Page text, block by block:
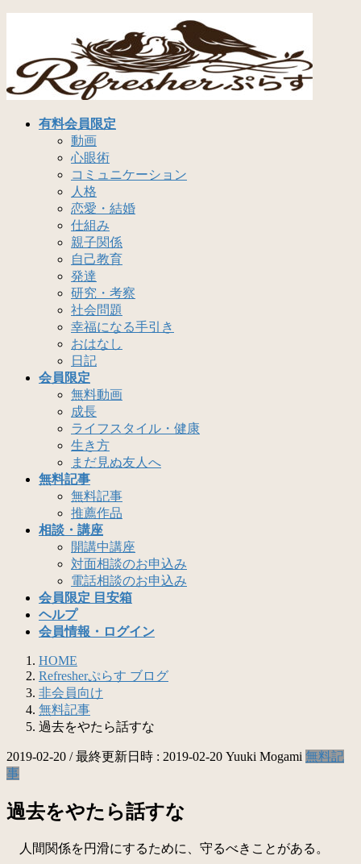
ン
ツ
へ
ー
シ
ョ
有料会員限定
動画
心眼術
コミュニケーション
人格
恋愛・結婚
仕組み
親子関係
自己教育
発達
研究・考察
社会問題
幸福になる手引き
おはなし
日記
会員限定
無料動画
成長
ライフスタイル・健康
生き方
まだ見ぬ友人へ
無料記事
無料記事
推薦作品
相談・講座
開講中講座
対面相談のお申込み
電話相談のお申込み
会員限定 目安箱
ヘルプ
会員情報・ログイン
HOME
Refresherぷらす ブログ
非会員向け
無料記事
過去をやたら話すな
2019-02-20 / 最終更新日時 : 2019-02-20 Yuuki Mogami 無料記
事
過去をやたら話すな
人間関係を円滑にするために、守るべきことがある。